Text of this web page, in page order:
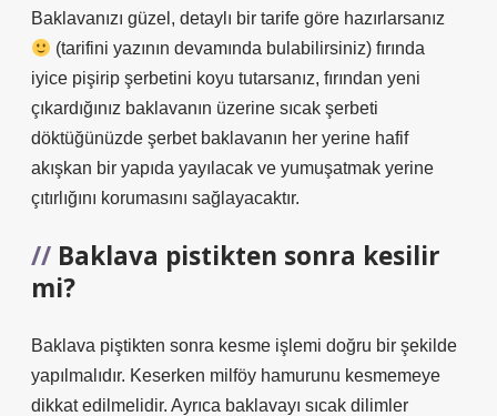
Baklavanızı güzel, detaylı bir tarife göre hazırlarsanız
(tarifini yazının devamında bulabilirsiniz) fırında
iyice pişirip şerbetini koyu tutarsanız, fırından yeni
çıkardığınız baklavanın üzerine sıcak şerbeti
döktüğünüzde şerbet baklavanın her yerine hafif
akışkan bir yapıda yayılacak ve yumuşatmak yerine
çıtırlığını korumasını sağlayacaktır.
Baklava pistikten sonra kesilir
mi?
Baklava piştikten sonra kesme işlemi doğru bir şekilde
yapılmalıdır. Keserken milföy hamurunu kesmemeye
dikkat edilmelidir. Ayrıca baklavayı sıcak dilimler